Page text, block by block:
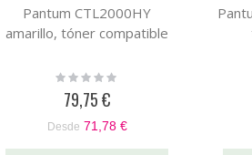
Pantum CTL2000HY
amarillo, tóner compatible
Rating:
79,75 €
Desde 71,78 €